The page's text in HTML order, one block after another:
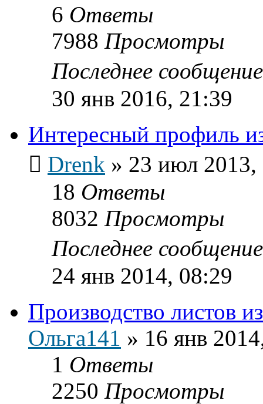
6 Ответы
7988 Просмотры
Последнее
30 янв 2016, 21:39
Интересный профиль
Drenk » 23 июл 2013,
18 Ответы
8032 Просмотры
Последнее
24 янв 2014, 08:29
Производство листов
Ольга141 » 16 янв
1 Ответы
2250 Просмотры